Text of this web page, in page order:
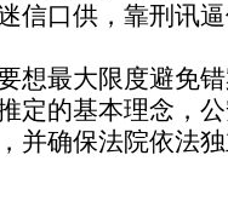
信口供，靠刑讯
最大限度避免错
定的基本理念，
并确保法院依法